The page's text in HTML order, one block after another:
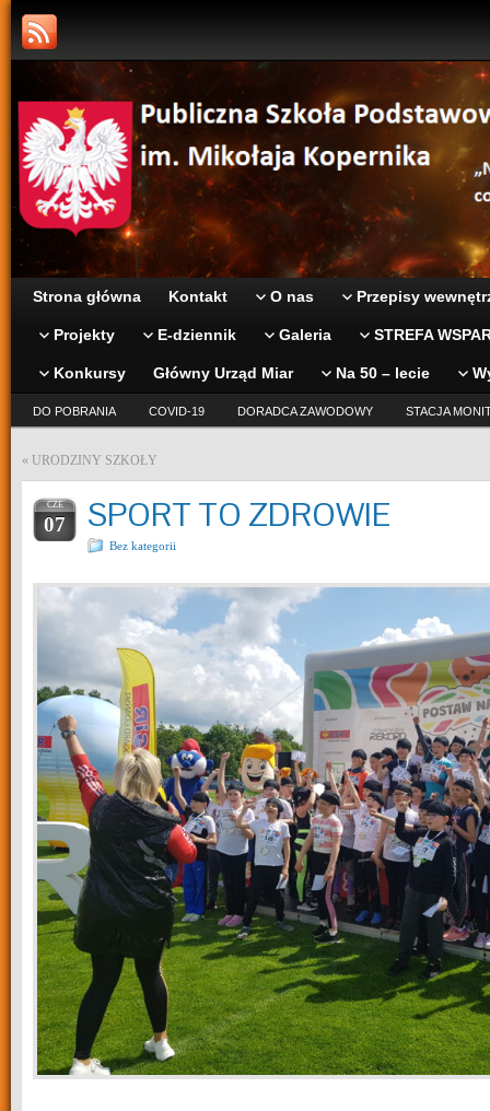
Strona główna Kontakt O nas Przepisy
Projekty E-dziennik Galeria STREFA
Konkursy Główny Urząd Miar Na 50 – lecie
DO POBRANIA COVID-19 DORADCA ZAWODOWY STACJA
« URODZINY SZKOŁY
CZE
07 SPORT TO ZDROWIE
Bez kategorii